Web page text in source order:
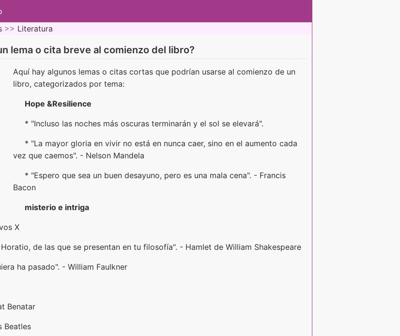
>> Literatura
lema o cita breve al comienzo del libro?
Aquí hay algunos lemas o citas cortas que podrían usarse al comienzo de un
libro, categorizados por tema:
Hope &Resilience
* "Incluso las noches más oscuras terminarán y el sol se elevará".
* "La mayor gloria en vivir no está en nunca caer, sino en el aumento cada
vez que caemos". - Nelson Mandela
* "Espero que sea un buen desayuno, pero es una mala cena". - Francis
Bacon
misterio e intriga
X
de las que se presentan en tu filosofía". - Hamlet de William Shakespeare
ha pasado". - William Faulkner
Benatar
Beatles